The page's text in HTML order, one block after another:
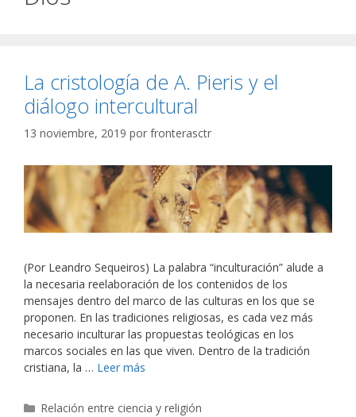
La cristología de A. Pieris y el
diálogo intercultural
13 noviembre, 2019 por fronterasctr
(Por Leandro Sequeiros) La palabra “inculturación” alude a
la necesaria reelaboración de los contenidos de los
mensajes dentro del marco de las culturas en los que se
proponen. En las tradiciones religiosas, es cada vez más
necesario inculturar las propuestas teológicas en los
marcos sociales en las que viven. Dentro de la tradición
cristiana, la … Leer más
Categorías
Relación entre ciencia y religión